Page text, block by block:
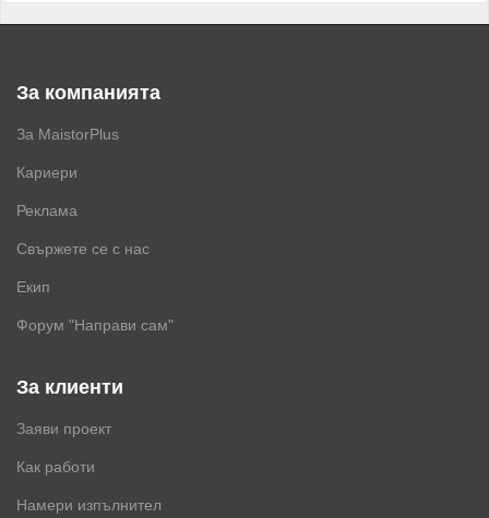
За компанията
За MaistorPlus
Кариери
Реклама
Свържете се с нас
Екип
Форум "Направи сам"
За клиенти
Заяви проект
Как работи
Намери изпълнител